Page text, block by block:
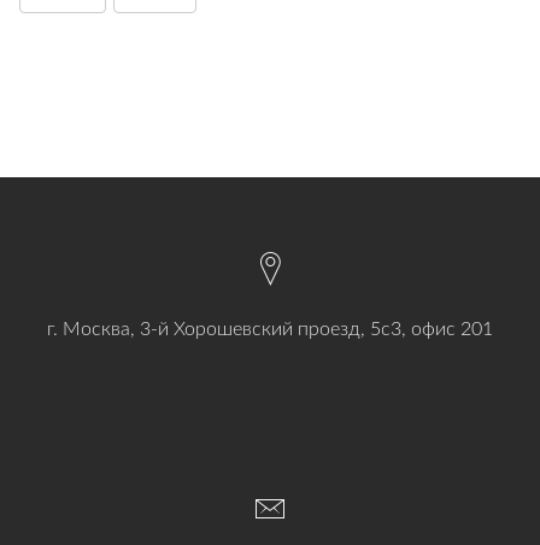
г. Москва, 3-й Хорошевский проезд, 5с3, офис 201